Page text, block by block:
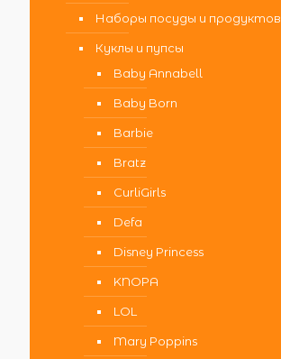
Наборы посуды и продуктов
Куклы и пупсы
Baby Annabell
Baby Born
Barbie
Bratz
CurliGirls
Defa
Disney Princess
KNOPA
LOL
Mary Poppins